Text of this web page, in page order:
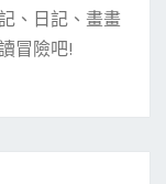
、日記、畫畫
冒險吧!